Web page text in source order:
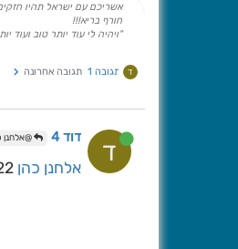
אשריכם עם ישראל תהיו
חורף בריא!!!
"ויהיה לי עוד יותר טוב ועוד
ד תגובה 1 תגובה אחרונה
ד דוד 4 @אלחנן
אלחנן כהן